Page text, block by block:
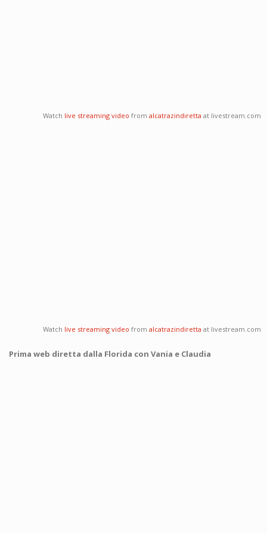
Watch live streaming video from alcatrazindiretta at livestream.com
Watch live streaming video from alcatrazindiretta at livestream.com
Prima web diretta dalla Florida con Vania e Claudia